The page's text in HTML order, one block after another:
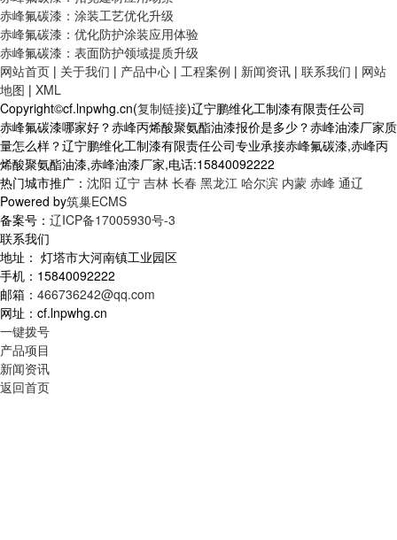
赤峰氟碳漆：涂装工艺优化升级
赤峰氟碳漆：优化防护涂装应用体验
赤峰氟碳漆：表面防护领域提质升级
网站首页 | 关于我们 | 产品中心 | 工程案例 | 新闻资讯 | 联系我们 | 网站
地图 | XML
Copyright©cf.lnpwhg.cn(复制链接)辽宁鹏维化工制漆有限责任公司
赤峰氟碳漆哪家好？赤峰丙烯酸聚氨酯油漆报价是多少？赤峰油漆厂家质
量怎么样？辽宁鹏维化工制漆有限责任公司专业承接赤峰氟碳漆,赤峰丙
烯酸聚氨酯油漆,赤峰油漆厂家,电话:15840092222
热门城市推广： 沈阳 辽宁 吉林 长春 黑龙江 哈尔滨 内蒙 赤峰 通辽
Powered by筑巢ECMS
备案号： 辽ICP备17005930号-3
联系我们
地址： 灯塔市大河南镇工业园区
手机：15840092222
邮箱： 466736242@qq.com
网址：cf.lnpwhg.cn
一键拨号
产品项目
新闻资讯
返回首页